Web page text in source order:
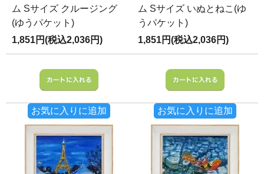
ム Sサイズ クルージング
(ゆうパケット)
1,851円(税込2,036円)
お気に入りに追加
ム Sサイズ いぬとねこ(ゆ
うパケット)
1,851円(税込2,036円)
お気に入りに追加